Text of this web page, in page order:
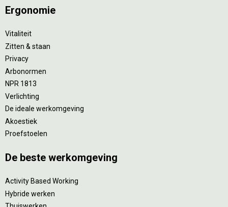
Ergonomie
Vitaliteit
Zitten & staan
Privacy
Arbonormen
NPR 1813
Verlichting
De ideale werkomgeving
Akoestiek
Proefstoelen
De beste werkomgeving
Activity Based Working
Hybride werken